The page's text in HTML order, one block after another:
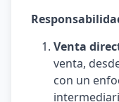
Venta
venta,
con un